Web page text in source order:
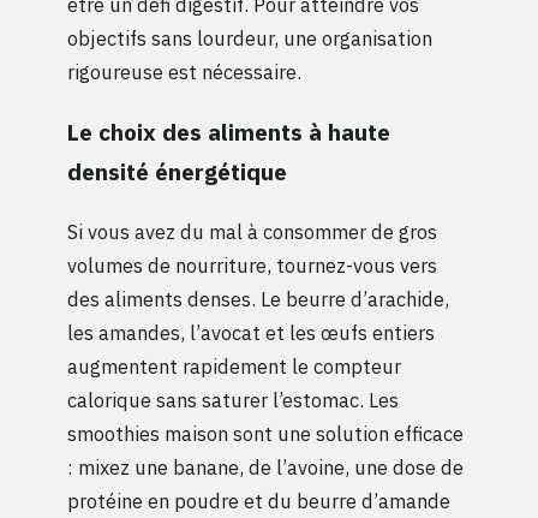
objectifs sans lourdeur, une organisation
rigoureuse est nécessaire.
Le choix des aliments à haute
densité énergétique
Si vous avez du mal à consommer de gros
volumes de nourriture, tournez-vous vers
des aliments denses. Le beurre d’arachide,
les amandes, l’avocat et les œufs entiers
augmentent rapidement le compteur
calorique sans saturer l’estomac. Les
smoothies maison sont une solution efficace
: mixez une banane, de l’avoine, une dose de
protéine en poudre et du beurre d’amande